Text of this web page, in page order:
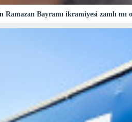
Bayramı ikramiyesi zamlı mı